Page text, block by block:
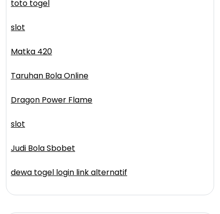
toto togel
slot
Matka 420
Taruhan Bola Online
Dragon Power Flame
slot
Judi Bola Sbobet
dewa togel login link alternatif